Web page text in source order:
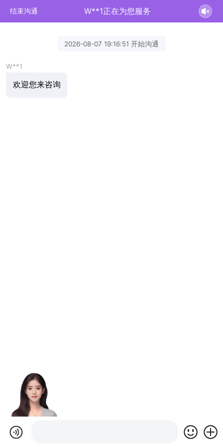
结束沟通 W**1正在为您服务
2026-08-07 19:16:51 开始沟通
W**1
欢迎您来咨询